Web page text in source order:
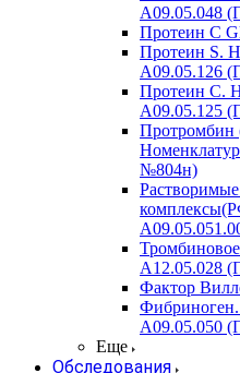
A09.05.048
Протеин C
Протеин S.
A09.05.126
Протеин С.
A09.05.125
№804н)
A12.05.028
Фактор
A09.05.050
Еще
Обследования